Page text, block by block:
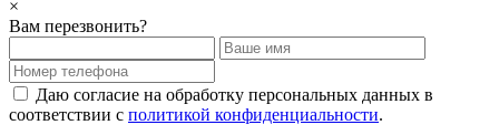
×
Вам перезвонить?
Даю согласие на обработку персональных данных в
соответствии с политикой конфиденциальности.